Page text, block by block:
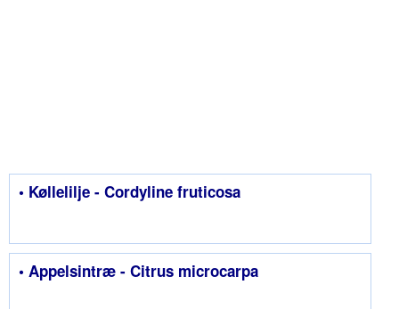
• Køllelilje - Cordyline fruticosa
• Appelsintræ - Citrus microcarpa